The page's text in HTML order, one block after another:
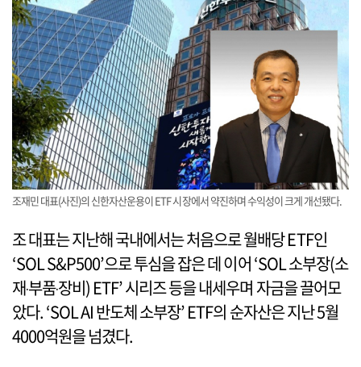
조재민 대표(사진)의 신한자산운용이 ETF 시장에서 약진하며 수익성이 크게 개선됐다.
조 대표는 지난해 국내에서는 처음으로 월배당 ETF인
‘SOL S&P500’으로 투심을 잡은 데 이어 ‘SOL 소부장(소
재‧부품‧장비) ETF’ 시리즈 등을 내세우며 자금을 끌어모
았다. ‘SOL AI 반도체 소부장’ ETF의 순자산은 지난 5월
4000억원을 넘겼다.